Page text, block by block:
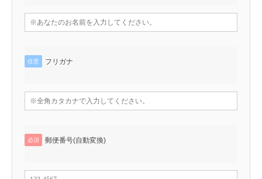
任意 フリガナ
必須 郵便番号(自動変換)